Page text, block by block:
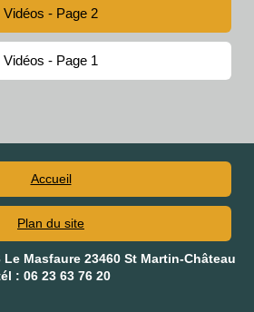
Vidéos - Page 2
Vidéos - Page 1
Accueil
Plan du site
Masfaure 23460 St Martin-Château
: 06 23 63 76 20